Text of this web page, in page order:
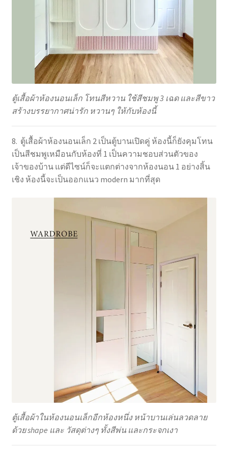
ตู้เสื้อผ้าห้องนอนเล็ก โทนสีหวาน ใช้สีชมพู 3 เฉด และสีขาว
สร้างบรรยากาศน่ารัก หวานๆ ให้กับห้องนี้
8. ตู้เสื้อผ้าห้องนอนเล็ก 2 เป็นตู้บานเปิดคู่ ห้องนี้ก็ยังคุมโทน
เป็นสีชมพูเหมือนกับห้องที่ 1 เป็นความชอบส่วนตัวของ
เจ้าของบ้าน แต่ดีไซน์ก็จะแตกต่างจากห้องนอน 1 อย่างสิ้น
เชิง ห้องนี้จะเป็นออกแนว modern มากที่สุด
ตู้เสื้อผ้าในห้องนอนเล็กอีกห้องหนึ่ง หน้าบานเล่นลวดลาย
ด้วย shape และ วัสดุต่างๆ ทั้งสีพ่น และกระจกเงา